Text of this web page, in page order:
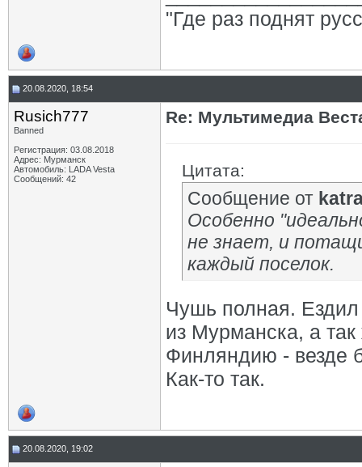
"Где раз поднят
20.08.2020, 18:54
Rusich777
Banned
Регистрация: 03.08.2018
Адрес: Мурманск
Автомобиль: LADA Vesta
Сообщений: 42
Re: Мультимедиа
Цитата:
Сообщение от
Особенно
не знает, и
каждый поселок.
Чушь полная. Ездил
из Мурманска, а
Финляндию - везде
Как-то так.
20.08.2020, 19:02